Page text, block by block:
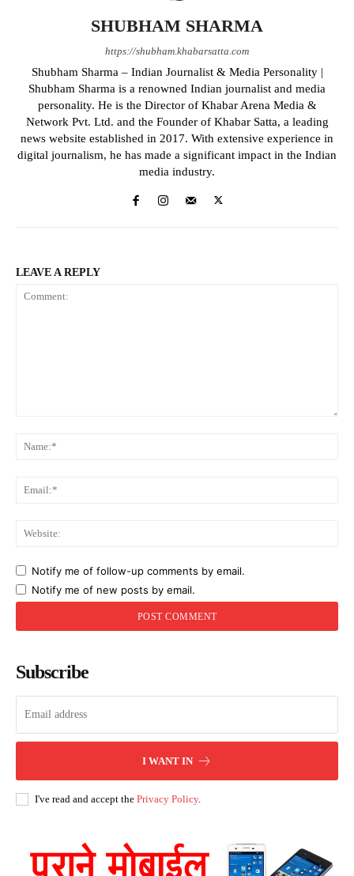
SHUBHAM SHARMA
https://shubham.khabarsatta.com
Shubham Sharma – Indian Journalist & Media Personality |
Shubham Sharma is a renowned Indian journalist and media
personality. He is the Director of Khabar Arena Media &
Network Pvt. Ltd. and the Founder of Khabar Satta, a leading
news website established in 2017. With extensive experience in
digital journalism, he has made a significant impact in the Indian
media industry.
LEAVE A REPLY
Notify me of follow-up comments by email.
Notify me of new posts by email.
Subscribe
I WANT IN
I've read and accept the Privacy Policy.